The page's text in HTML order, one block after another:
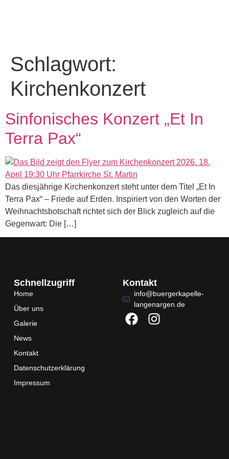
Schlagwort:
Kirchenkonzert
Sinfonisches Konzert „Et In
Terra Pax“
Das diesjährige Kirchenkonzert steht unter dem Titel „Et In
Terra Pax“ – Friede auf Erden. Inspiriert von den Worten der
Weihnachtsbotschaft richtet sich der Blick zugleich auf die
Gegenwart: Die […]
Schnellzugriff
Home
Über uns
Galerie
News
Kontakt
Datenschutzerklärung
Impressum
Kontakt
info@buergerkapelle-
langenargen.de